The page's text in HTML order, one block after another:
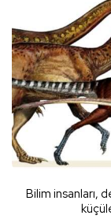
Bilim insanları,